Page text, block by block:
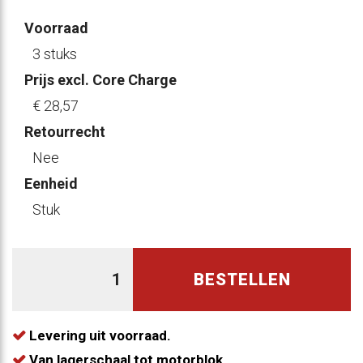
Voorraad
3 stuks
Prijs excl. Core Charge
€ 28,57
Retourrecht
Nee
Eenheid
Stuk
BESTELLEN
Levering uit voorraad.
Van lagerschaal tot motorblok.